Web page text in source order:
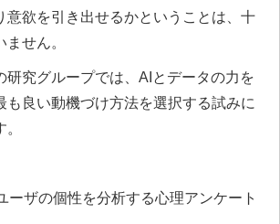
意欲を引き出せるかということは、十
せん。
研究グループでは、AIとデータの力を
も良い動機づけ方法を選択する試みに
ーザの個性を分析する心理アンケート